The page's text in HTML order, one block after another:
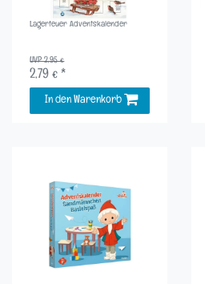
Lagerfeuer Adventskalender
UVP 2,95 €
2,79 € *
In den Warenkorb